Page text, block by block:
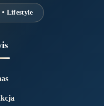
• Lifestyle